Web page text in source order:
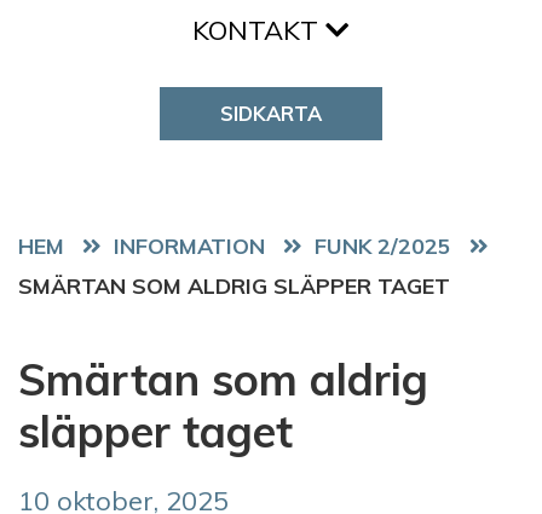
KONTAKT
SIDKARTA
HEM
FUNK 2/2025
SMÄRTAN SOM ALDRIG SLÄPPER TAGET
Smärtan som aldrig
släpper taget
10 oktober, 2025